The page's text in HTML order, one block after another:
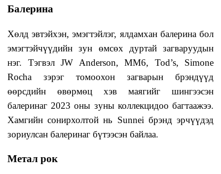
Балерина
Хөлд эвтэйхэн, эмэгтэйлэг, ялдамхан балерина бол
эмэгтэйчүүдийн зун өмсөх дуртай загваруудын
нэг. Тэгвэл JW Anderson, MM6, Tod’s, Simone
Rocha зэрэг томоохон загварын брэндүүд
өөрсдийн өвөрмөц хэв маягийг шингээсэн
балеринаг 2023 оны зуны коллекцидоо багтаажээ.
Хамгийн сонирхолтой нь Sunnei брэнд эрчүүдэд
зориулсан балеринаг бүтээсэн байлаа.
Метал рок